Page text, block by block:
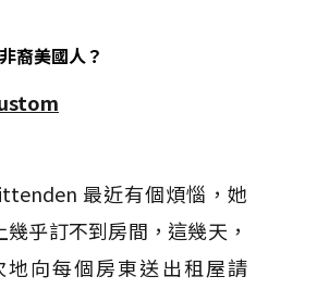
裔美國人？
最近有個煩惱，她
乎訂不到房間，這幾天，
地向每個房東送出租屋請